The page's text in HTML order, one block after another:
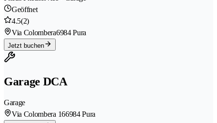
Geöffnet
4.5(2)
Via Colombera6984 Pura
Jetzt buchen
Garage DCA
Garage
Via Colombera 166984 Pura